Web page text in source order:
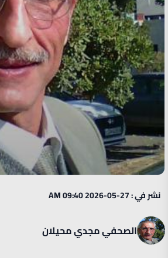
نشر في : 27-05-2026 09:40 AM
الصحفي مجدي محيلان